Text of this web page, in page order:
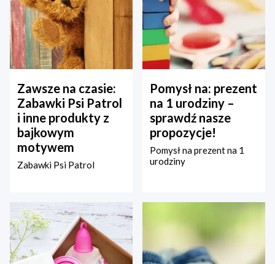
Zawsze na czasie:
Zabawki Psi Patrol
i inne produkty z
bajkowym
motywem
Zabawki Psi Patrol
Pomysł na: prezent
na 1 urodziny –
sprawdź nasze
propozycje!
Pomysł na prezent na 1
urodziny